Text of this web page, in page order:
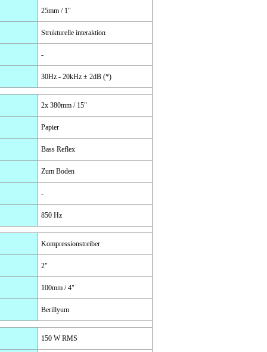
25mm / 1"
Strukturelle interaktion
-
30Hz - 20kHz ± 2dB (*)
2x 380mm / 15"
Papier
Bass Reflex
Zum Boden
-
850 Hz
Kompressionstreiber
2"
100mm / 4"
Berillyum
150 W RMS